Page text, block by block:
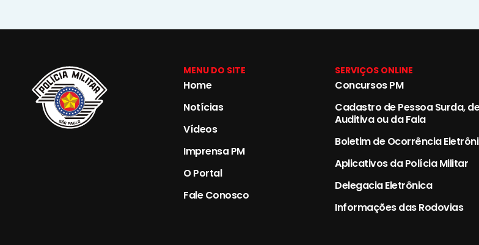
MENU DO SITE
Home
Notícias
Vídeos
Imprensa PM
O Portal
Fale Conosco
SERVIÇOS ONLINE
Concursos PM
Cadastro de Pessoa Surda,
Auditiva ou da Fala
Boletim de Ocorrência
Aplicativos da Polícia Militar
Delegacia Eletrônica
Informações das Rodovias